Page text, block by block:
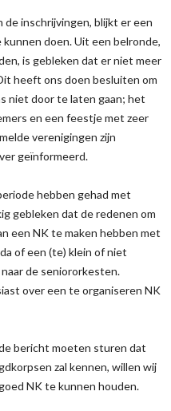
inschrijvingen, blijkt er een
doen. Uit een belronde,
is gebleken dat er niet meer
heeft ons doen besluiten om
niet door te laten gaan; het
en een feestje met zeer
verenigingen zijn
geïnformeerd.
hebben gehad met
gebleken dat de redenen om
een NK te maken hebben met
of een (te) klein of niet
de seniororkesten.
over een te organiseren NK
bericht moeten sturen dat
zal kennen, willen wij
NK te kunnen houden.